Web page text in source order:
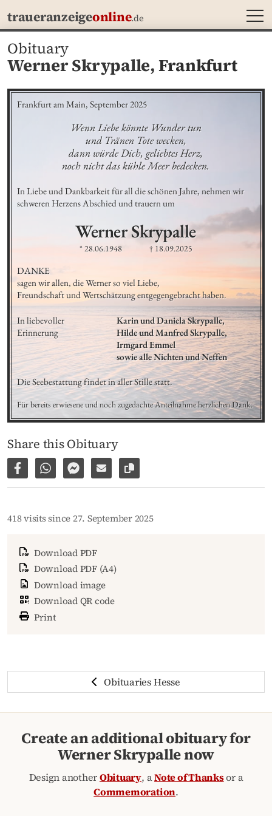
traueranzeigeonline.de
Obituary
Werner Skrypalle,Frankfurt
Frankfurt am Main, September 2025
Wenn Liebe könnte Wunder tun
und Tränen Tote wecken,
dann würde Dich, geliebtes Herz,
noch nicht das kühle Meer bedecken.
In Liebe und Dankbarkeit für all die schönen Jahre, nehmen wir
schweren Herzens Abschied und trauern um
WernerSkrypalle
* 28.06.1948 † 18.09.2025
DANKE
sagen wir allen, die Werner so viel Liebe,
Freundschaft und Wertschätzung entgegengebracht haben.
In liebevoller
Erinnerung
Karin und Daniela Skrypalle,
Hilde und Manfred Skrypalle,
Irmgard Emmel
sowie alle Nichten und Neffen
Die Seebestattung findet in aller Stille statt.
Für bereits erwiesene und noch zugedachte Anteilnahme herzlichen Dank.
Share this Obituary
Share on Facebook
Share via WhatsApp
Share via Facebook Messenger
Share via E-Mail
Copy link to page
418 visits since 27. September 2025
Download PDF
Download PDF (A4)
Download image
Download QR code
Print
Obituaries Hesse
Create an additional obituary for
Werner Skrypalle now
Design anotherObituary, aNote of Thanksor a
Commemoration.